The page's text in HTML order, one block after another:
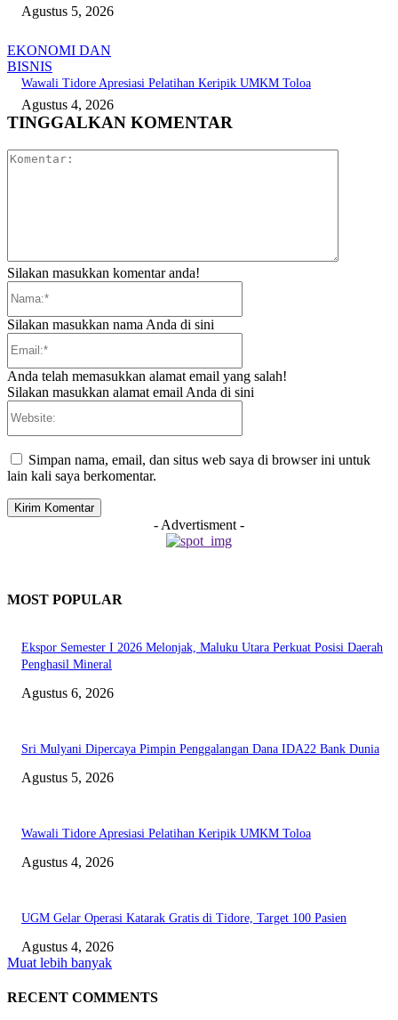
Agustus 5, 2026
EKONOMI DAN
BISNIS
Wawali Tidore Apresiasi Pelatihan Keripik UMKM Toloa
Agustus 4, 2026
TINGGALKAN KOMENTAR
Silakan masukkan komentar anda!
Silakan masukkan nama Anda di sini
Anda telah memasukkan alamat email yang salah!
Silakan masukkan alamat email Anda di sini
Simpan nama, email, dan situs web saya di browser ini untuk
lain kali saya berkomentar.
- Advertisment -
MOST POPULAR
Ekspor Semester I 2026 Melonjak, Maluku Utara Perkuat Posisi Daerah
Penghasil Mineral
Agustus 6, 2026
Sri Mulyani Dipercaya Pimpin Penggalangan Dana IDA22 Bank Dunia
Agustus 5, 2026
Wawali Tidore Apresiasi Pelatihan Keripik UMKM Toloa
Agustus 4, 2026
UGM Gelar Operasi Katarak Gratis di Tidore, Target 100 Pasien
Agustus 4, 2026
Muat lebih banyak
RECENT COMMENTS